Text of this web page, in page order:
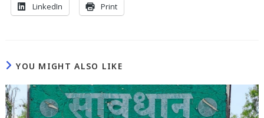
LinkedIn Print
YOU MIGHT ALSO LIKE